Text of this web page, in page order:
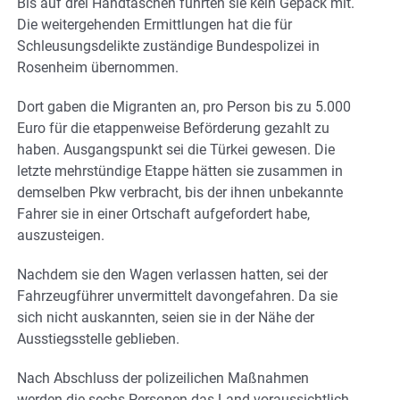
Die weitergehenden Ermittlungen hat die für
Schleusungsdelikte zuständige Bundespolizei in
Rosenheim übernommen.
Dort gaben die Migranten an, pro Person bis zu 5.000
Euro für die etappenweise Beförderung gezahlt zu
haben. Ausgangspunkt sei die Türkei gewesen. Die
letzte mehrstündige Etappe hätten sie zusammen in
demselben Pkw verbracht, bis der ihnen unbekannte
Fahrer sie in einer Ortschaft aufgefordert habe,
auszusteigen.
Nachdem sie den Wagen verlassen hatten, sei der
Fahrzeugführer unvermittelt davongefahren. Da sie
sich nicht auskannten, seien sie in der Nähe der
Ausstiegsstelle geblieben.
Nach Abschluss der polizeilichen Maßnahmen